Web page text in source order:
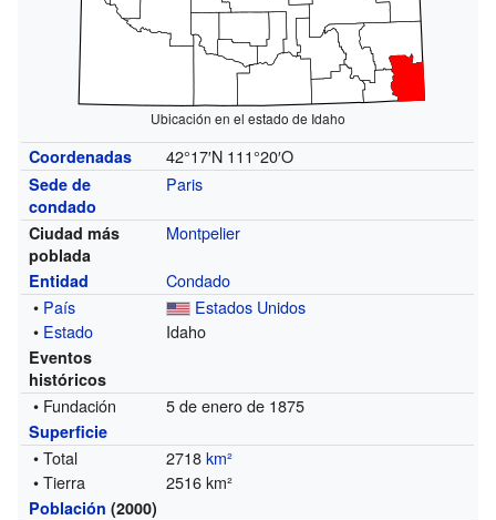
Ubicación en el estado de Idaho
Coordenadas 42°17′N 111°20′O
Sede de
condado
Paris
Ciudad más
poblada
Montpelier
Entidad
Condado
• País
Estados Unidos
• Estado Idaho
Eventos
históricos
• Fundación 5 de enero de 1875
Superficie
• Total 2718km²
• Tierra
2516 km²
Población (2000)